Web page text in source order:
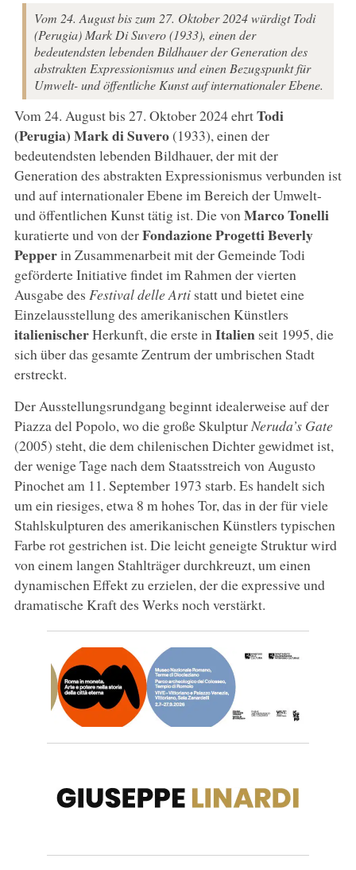
Vom 24. August bis zum 27. Oktober 2024 würdigt Todi
(Perugia) Mark Di Suvero (1933), einen der
bedeutendsten lebenden Bildhauer der Generation des
abstrakten Expressionismus und einen Bezugspunkt für
Umwelt- und öffentliche Kunst auf internationaler Ebene.
Vom 24. August bis 27. Oktober 2024 ehrtTodi
(Perugia)Mark di Suvero(1933), einen der
bedeutendsten lebenden Bildhauer, der mit der
Generation des abstrakten Expressionismus verbunden ist
und auf internationaler Ebene im Bereich der Umwelt-
und öffentlichen Kunst tätig ist. Die von Marco Tonelli
kuratierte und von derFondazione Progetti Beverly
Pepperin Zusammenarbeit mit der Gemeinde Todi
geförderte Initiative findet im Rahmen der vierten
Ausgabe des Festival delle Artistatt und bietet eine
Einzelausstellung des amerikanischen Künstlers
italienischerHerkunft, die erste in Italien seit 1995, die
sich über das gesamte Zentrum der umbrischen Stadt
erstreckt.
Der Ausstellungsrundgang beginnt idealerweise auf der
Piazza del Popolo, wo die große Skulptur Neruda’s Gate
(2005) steht, die dem chilenischen Dichter gewidmet ist,
der wenige Tage nach dem Staatsstreich von Augusto
Pinochet am 11. September 1973 starb. Es handelt sich
um ein riesiges, etwa 8 m hohes Tor, das in der für viele
Stahlskulpturen des amerikanischen Künstlers typischen
Farbe rot gestrichen ist. Die leicht geneigte Struktur wird
von einem langen Stahlträger durchkreuzt, um einen
dynamischen Effekt zu erzielen, der die expressive und
dramatische Kraft des Werks noch verstärkt.